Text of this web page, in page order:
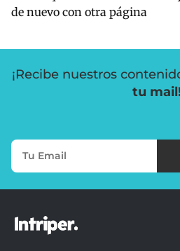
de nuevo con otra página
¡Recibe nuestros
tu